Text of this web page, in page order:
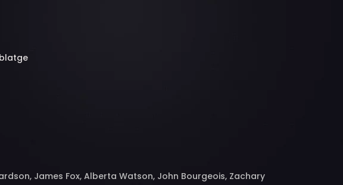
James Fox, Alberta Watson, John Bourgeois, Zachary